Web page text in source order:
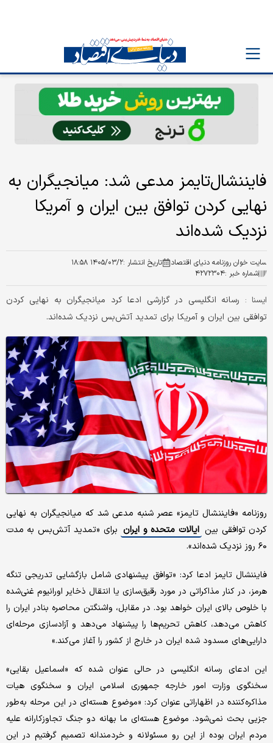
فایننشال‌تایمز مدعی شد: میانجیگران به
نهایی کردن توافق بین ایران و آمریکا
نزدیک شده‌اند
سایت خوان روزنامه دنیای اقتصاد تاریخ انتشار :۱۴۰۵/۰۳/۲ ۱۸:۵۸
شماره خبر :۴۲۷۲۳۰۴
ایسنا : رسانه انگلیسی در گزارشی ادعا کرد میانجیگران به نهایی کردن
توافقی بین ایران و آمریکا برای تمدید آتش‌بس نزدیک شده‌اند.
روزنامه «فایننشال تایمز» عصر شنبه مدعی شد که میانجیگران به نهایی
کردن توافقی بین ایالات متحده و ایران برای «تمدید آتش‌بس به مدت
۶۰ روز نزدیک شده‌اند».
فایننشال تایمز ادعا کرد: «توافق پیشنهادی شامل بازگشایی تدریجی تنگه
هرمز، در کنار مذاکراتی در مورد رقیق‌سازی یا انتقال ذخایر اورانیوم غنی‌شده
با خلوص بالای ایران خواهد بود. در مقابل، واشنگتن محاصره بنادر ایران را
کاهش می‌دهد، کاهش تحریم‌ها را پیشنهاد می‌دهد و آزادسازی مرحله‌ای
دارایی‌های مسدود شده ایران در خارج از کشور را آغاز می‌کند.»
این ادعای رسانه انگلیسی در حالی عنوان شده که «اسماعیل بقایی»
سخنگوی وزارت امور خارجه جمهوری اسلامی ایران و سخنگوی هیات
مذاکره‌کننده در اظهاراتی عنوان کرد: «موضوع هسته‌ای در این مرحله به‌طور
جزیی بحث نمی‌شود. موضوع هسته‌ای ما بهانه دو جنگ تجاوزکارانه علیه
مردم ایران بوده از این رو مسئولانه و خردمندانه تصمیم گرفتیم در این